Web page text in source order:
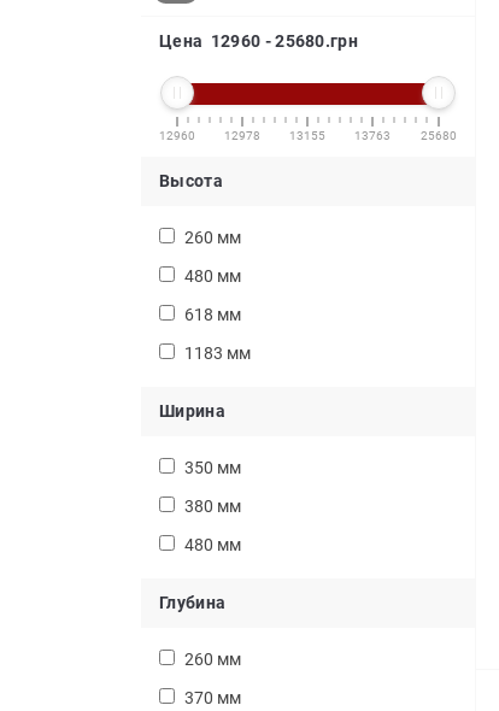
Цена 12960 -25680.грн
12960 12978 13155 13763 25680
Высота
260 мм
480 мм
618 мм
1183 мм
Ширина
350 мм
380 мм
480 мм
Глубина
260 мм
370 мм